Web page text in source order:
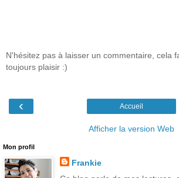
N'hésitez pas à laisser un commentaire, cela
toujours plaisir :)
‹ Accueil
Afficher la version Web
Mon profil
Frankie